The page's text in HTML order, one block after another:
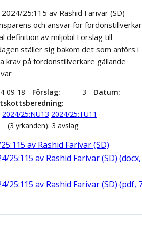
25:115 av Rashid Farivar (SD)
och ansvar för
definition av miljöbil Förslag till
ställer sig bakom det som anförs i
krav på fordonstillverkare gällande
09-18 Förslag 3
Datum
2024/25:NU13 2024/25:TU11
(3 yrkanden): 3 avslag
av Rashid Farivar (SD)
25:115 av Rashid Farivar (SD) (docx,
25:115 av Rashid Farivar (SD) (pdf,